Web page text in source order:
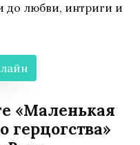
до любви, интриги и
«Маленькая
герцогства»